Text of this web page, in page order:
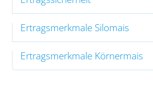
Ertragsmerkmale Silomais
Ertragsmerkmale Körnermais